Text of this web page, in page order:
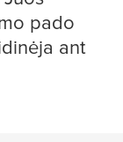
pado
ant